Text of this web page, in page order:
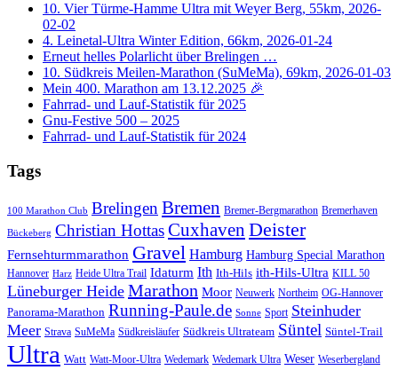
10. Vier Türme-Hamme Ultra mit Weyer Berg, 55km, 2026-
02-02
4. Leinetal-Ultra Winter Edition, 66km, 2026-01-24
Erneut helles Polarlicht über Brelingen …
10. Südkreis Meilen-Marathon (SuMeMa), 69km, 2026-01-03
Mein 400. Marathon am 13.12.2025 🎉
Fahrrad- und Lauf-Statistik für 2025
Gnu-Festive 500 – 2025
Fahrrad- und Lauf-Statistik für 2024
Tags
100 Marathon Club BrelingenBremen Bremer-Bergmarathon Bremerhaven
Bückeberg Christian HottasCuxhaven Deister
Fernsehturmmarathon Gravel Hamburg Hamburg Special Marathon
Hannover Harz Heide Ultra Trail Idaturm Ith Ith-Hils ith-Hils-Ultra KILL 50
Lüneburger Heide Marathon Moor Neuwerk Northeim OG-Hannover
Panorama-Marathon Running-Paule.de Sonne Sport Steinhuder
Meer Strava SuMeMa Südkreisläufer Südkreis Ultrateam Süntel Süntel-Trail
Ultra Watt Watt-Moor-Ultra Wedemark Wedemark Ultra Weser Weserbergland